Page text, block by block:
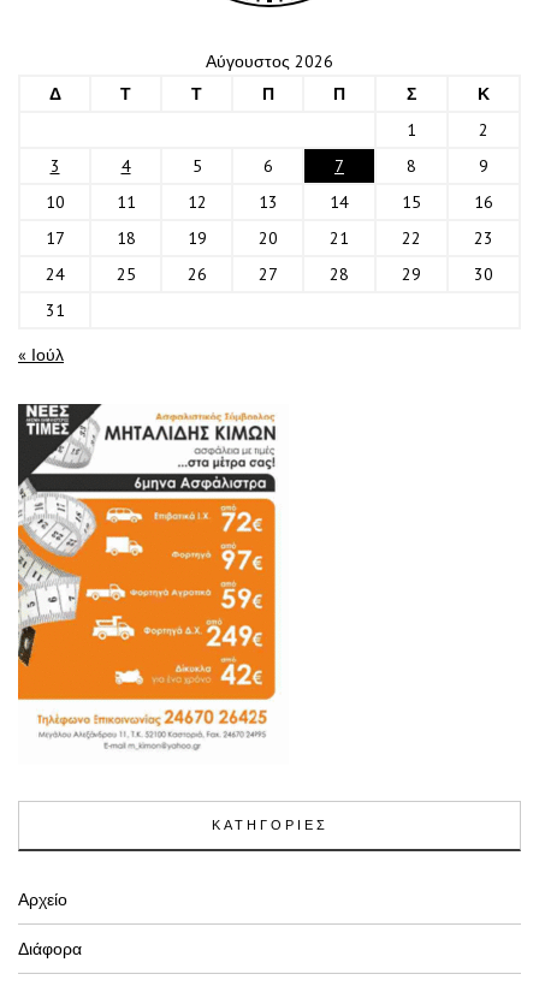
Αύγουστος 2026
Δ
Τ Τ Π Π Σ
Κ
1
2
3
4 5 6 7 8
9
10
11 12 13 14 15
16
17
18 19 20 21 22
23
24
25 26 27 28 29
30
31
« Ιούλ
ΚΑΤΗΓΟΡΙΕΣ
Αρχείο
Διάφορα